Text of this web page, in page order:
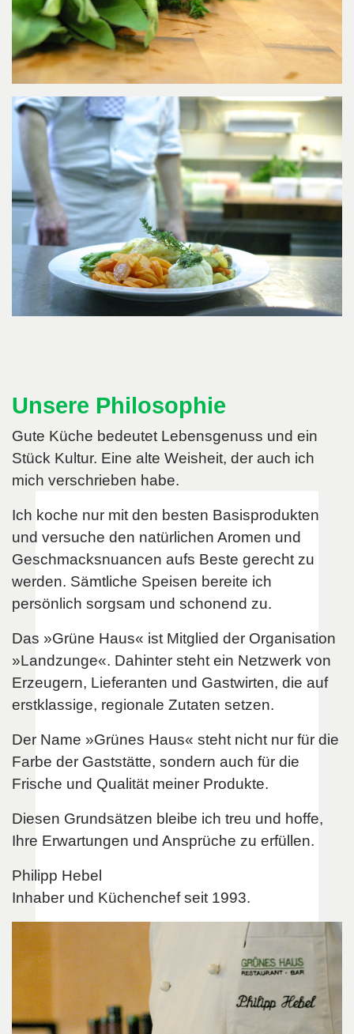
Unsere Philosophie
Gute Küche bedeutet Lebensgenuss und ein
Stück Kultur. Eine alte Weisheit, der auch ich
mich verschrieben habe.
Ich koche nur mit den besten Basisprodukten
und versuche den natürlichen Aromen und
Geschmacksnuancen aufs Beste gerecht zu
werden. Sämtliche Speisen bereite ich
persönlich sorgsam und schonend zu.
Das »Grüne Haus« ist Mitglied der Organisation
»Landzunge«. Dahinter steht ein Netzwerk von
Erzeugern, Lieferanten und Gastwirten, die auf
erstklassige, regionale Zutaten setzen.
Der Name »Grünes Haus« steht nicht nur für die
Farbe der Gaststätte, sondern auch für die
Frische und Qualität meiner Produkte.
Diesen Grundsätzen bleibe ich treu und hoffe,
Ihre Erwartungen und Ansprüche zu erfüllen.
Philipp Hebel
Inhaber und Küchenchef seit 1993.